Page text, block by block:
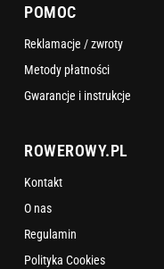
POMOC
Reklamacje / zwroty
Metody płatności
Gwarancje i instrukcje
ROWEROWY.PL
Kontakt
O nas
Regulamin
Polityka Cookies